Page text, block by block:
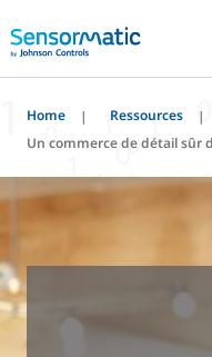
Home
Ressources
Un commerce de détail sûr